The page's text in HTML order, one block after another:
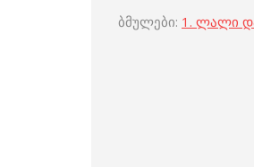
ბმულები: 1. ლალი